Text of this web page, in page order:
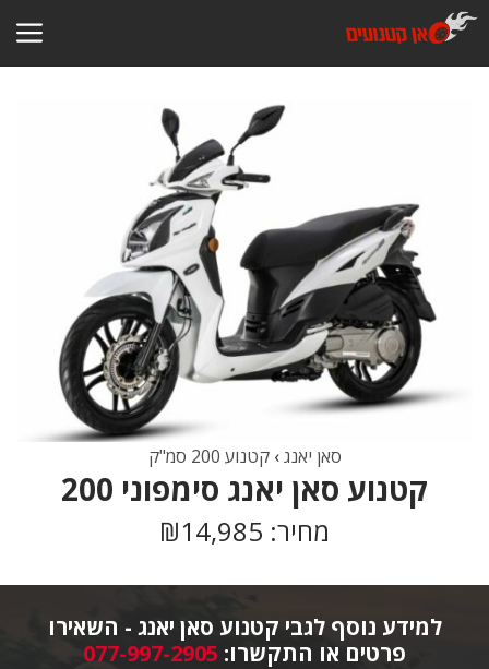
לדלג
לתוכן
סאן יאנג›קטנוע 200 סמ"ק
קטנוע סאן יאנג סימפוני 200
מחיר: ₪14,985
למידע נוסף לגבי קטנוע סאן יאנג - השאירו
פרטים או התקשרו: 077-997-2905